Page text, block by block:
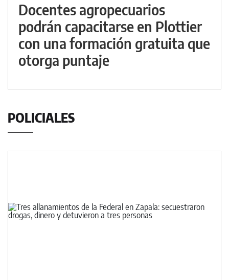
Docentes agropecuarios
podrán capacitarse en Plottier
con una formación gratuita que
otorga puntaje
POLICIALES